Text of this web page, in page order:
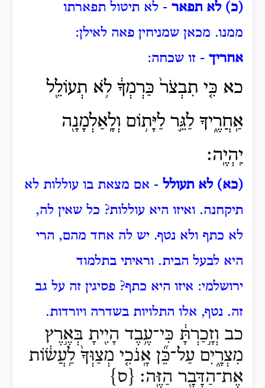
(כ) לא תפאר - לא תיטול תפארתו
ממנו. מכאן שמניחין פאה לאילן:
אחריך - זו שכחה:
כא כִּ֤י תִבְצֹר֙ כַּרְמְךָ֔ לֹ֥א תְעוֹלֵ֖ל
אַֽחֲרֶ֑יךָ לַגֵּ֛ר לַיָּת֥וֹם וְלָֽאַלְמָנָ֖ה
יִֽהְיֶֽה׃
(כא) לא תעולל - אם מצאת בו עוללות לא
תיקחנה. ואיזו היא עוללות? כל שאין לה,
לא כתף ולא נטף. יש לה אחד מהם, הרי
היא לבעל הבית. וראיתי בתלמוד
ירושלמי: איזו היא כתף? פסיגין זה על גב
זה. נטף, אלו התלויות בשדרה ויורדות.
כב וְזָ֣כַרְתָּ֔ כִּי־עֶ֥בֶד הָיִ֖יתָ בְּאֶ֣רֶץ
מִצְרָ֑יִם עַל־כֵּ֞ן אָֽנֹכִ֤י מְצַוְּךָ֙ לַֽעֲשׂ֔וֹת
אֶת־הַדָּבָ֖ר הַזֶּֽה׃ {ס}